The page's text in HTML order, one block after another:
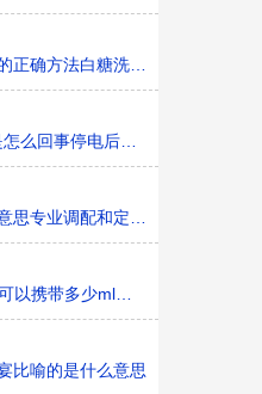
正确方法白糖洗脸的正确方法是
么回事停电后来电wifi不能用了
思专业调配和定向调配的意思
以携带多少ml水乳
比喻的是什么意思